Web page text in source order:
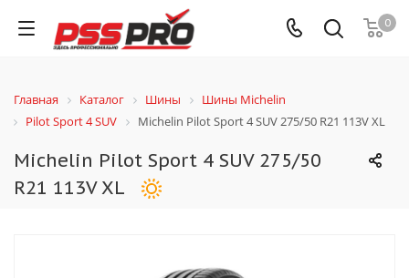
0
Главная Каталог Шины
Шины Michelin
Pilot Sport 4 SUV
Michelin Pilot Sport 4 SUV 275/50 R21 113V XL
Michelin Pilot Sport 4 SUV 275/50
R21 113V XL